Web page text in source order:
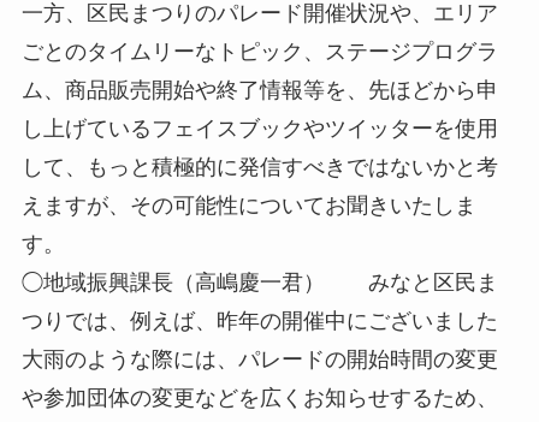
一方、区民まつりのパレード開催状況や、エリア
ごとのタイムリーなトピック、ステージプログラ
ム、商品販売開始や終了情報等を、先ほどから申
し上げているフェイスブックやツイッターを使用
して、もっと積極的に発信すべきではないかと考
えますが、その可能性についてお聞きいたしま
す。
◯地域振興課長（高嶋慶一君） みなと区民ま
つりでは、例えば、昨年の開催中にございました
大雨のような際には、パレードの開始時間の変更
や参加団体の変更などを広くお知らせするため、